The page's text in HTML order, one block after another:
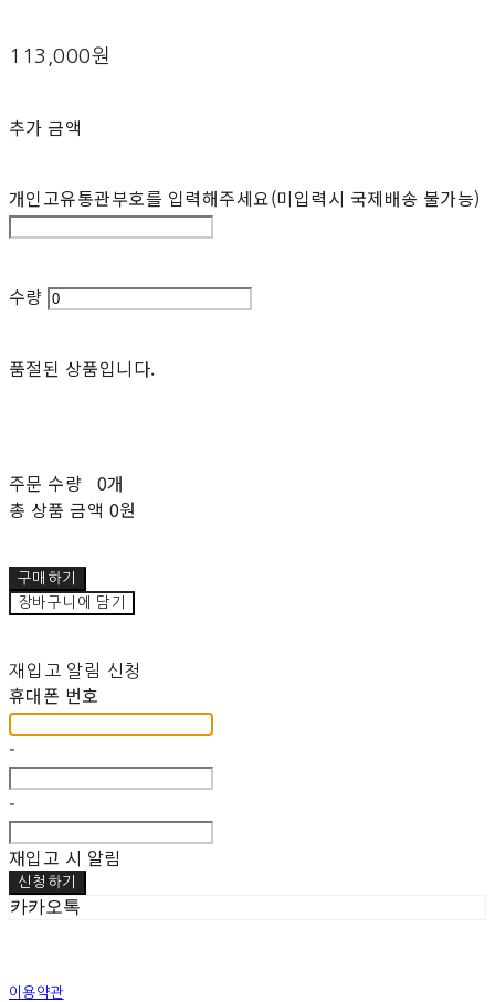
113,000원
추가 금액
개인고유통관부호를 입력해주세요(미입력시 국제배송 불가능)
수량
품절된 상품입니다.
주문 수량 0개
총 상품 금액 0원
구매하기
장바구니에 담기
재입고 알림 신청
휴대폰 번호
-
-
재입고 시 알림
신청하기
카카오톡
이용약관